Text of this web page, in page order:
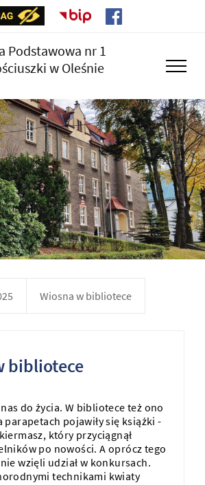
Podstawowa nr 1
w Oleśnie
Wiosna w bibliotece
bibliotece
do życia. W bibliotece też ono
parapetach pojawiły się książki -
który przyciągnął
po nowości. A oprócz tego
wzięli udział w konkursach.
technikami kwiaty